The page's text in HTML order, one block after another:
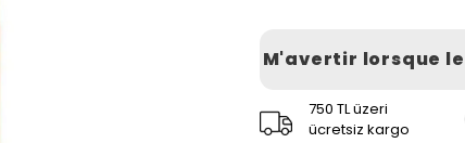
M'avertir lorsque
750 TL üzeri
ücretsiz kargo